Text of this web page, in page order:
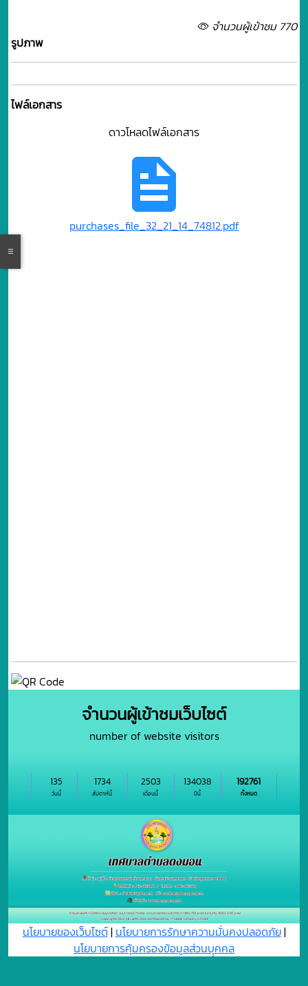
จำนวนผู้เข้าชม 770
รูปภาพ
ไฟล์เอกสาร
ดาวโหลดไฟล์เอกสาร
purchases_file_32_21_14_74812.pdf
จำนวนผู้เข้าชมเว็บไซต์
number of website visitors
วันนี้
135
สัปดาห์นี้
1734
เดือนนี้
2503
ปีนี้
134038
ทั้งหมด
192761
นโยบายของเว็บไซต์| นโยบายการรักษาความมั่นคงปลอดภัย|
นโยบายการคุ้มครองข้อมูลส่วนบุุคคล